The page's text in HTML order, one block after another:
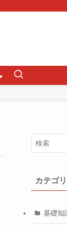
カテゴ
基礎知